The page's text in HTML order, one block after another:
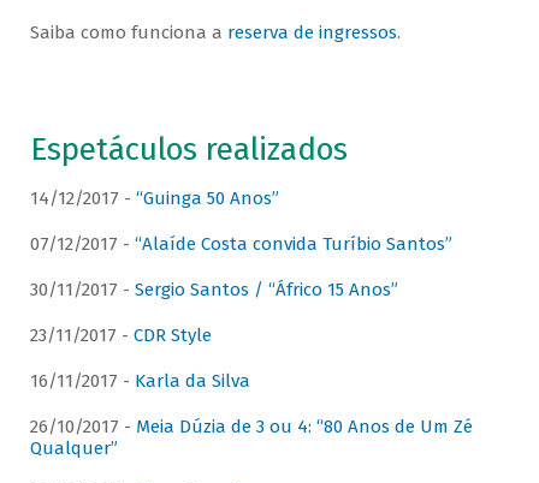
Saiba como funciona a reserva de ingressos.
Espetáculos realizados
14/12/2017 - “Guinga 50 Anos”
07/12/2017 - “Alaíde Costa convida Turíbio Santos”
30/11/2017 - Sergio Santos / “Áfrico 15 Anos”
23/11/2017 - CDR Style
16/11/2017 - Karla da Silva
26/10/2017 - Meia Dúzia de 3 ou 4: “80 Anos de Um Zé
Qualquer”